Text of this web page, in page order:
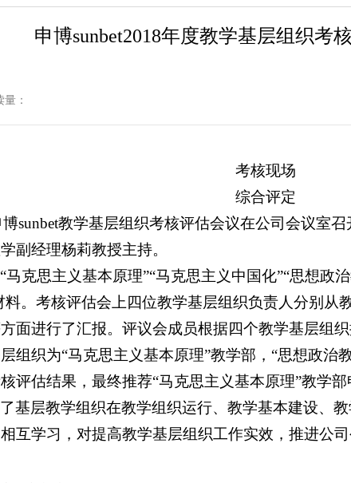
申博sunbet2018年度教学基层组织考
量：
考核现场
综合评定
sunbet教学基层组织考核评估会议在公司会议室
副经理杨莉教授主持。
克思主义基本原理”“马克思主义中国化”“思想政
。考核评估会上四位教学基层组织负责人分别从
面进行了汇报。评议会成员根据四个教学基层组
组织为“马克思主义基本原理”教学部，“思想政治
评估结果，最终推荐“马克思主义基本原理”教学部
基层教学组织在教学组织运行、教学基本建设、
互学习，对提高教学基层组织工作实效，推进公